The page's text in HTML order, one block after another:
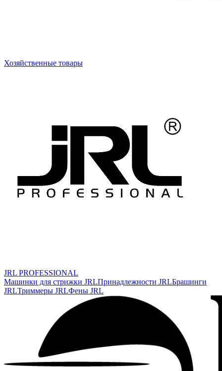
Хозяйственные товары
JRL PROFESSIONAL
Машинки для стрижки JRLПринадлежности JRLБрашинги
JRLТриммеры JRLФены JRL